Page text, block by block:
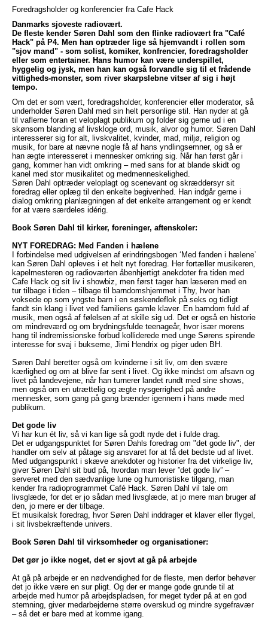
Foredragsholder og konferencier fra Cafe Hack
Danmarks sjoveste radiovært.
De fleste kender Søren Dahl som den flinke radiovært fra "Café
Hack" på P4. Men han optræder lige så hjemvandt i rollen som
"sjov mand" - som solist, komiker, konfrencier, foredragsholder
eller som entertainer. Hans humor kan være underspillet,
hyggelig og jysk, men han kan også forvandle sig til et frådende
vittigheds-monster, som river skarpslebne vitser af sig i højt
tempo.
Om det er som vært, foredragsholder, konferencier eller moderator, så
underholder Søren Dahl med sin helt personlige stil. Han nyder at gå
til vaflerne foran et veloplagt publikum og folder sig gerne ud i en
skønsom blanding af livskloge ord, musik, alvor og humor. Søren Dahl
interesserer sig for alt, livskvalitet, kvinder, mad, miljø, religion og
musik, for bare at nævne nogle få af hans yndlingsemner, og så er
han ægte interesseret i mennesker omkring sig. Når han først går i
gang, kommer han vidt omkring – med sans for at blande skidt og
kanel med stor musikalitet og medmenneskelighed.
Søren Dahl optræder veloplagt og scenevant og skræddersyr sit
foredrag eller oplæg til den enkelte begivenhed. Han indgår gerne i
dialog omkring planlægningen af det enkelte arrangement og er kendt
for at være særdeles idérig.
Book Søren Dahl til kirker, foreninger, aftenskoler:
NYT FOREDRAG: Med Fanden i hælene
I forbindelse med udgivelsen af erindringsbogen ‘Med fanden i hælene’
kan Søren Dahl opleves i et helt nyt foredrag. Her fortæller musikeren,
kapelmesteren og radioværten åbenhjertigt anekdoter fra tiden med
Cafe Hack og sit liv i showbiz, men først tager han læseren med en
tur tilbage i tiden – tilbage til barndomshjemmet i Thy, hvor han
voksede op som yngste barn i en søskendeflok på seks og tidligt
fandt sin klang i livet ved familiens gamle klaver. En barndom fuld af
musik, men også af følelsen af at skille sig ud. Det er også en historie
om mindreværd og om brydningsfulde teenageår, hvor især morens
hang til indremissionske forbud kolliderede med unge Sørens spirende
interesse for svaj i bukserne, Jimi Hendrix og piger uden BH.
Søren Dahl beretter også om kvinderne i sit liv, om den svære
kærlighed og om at blive far sent i livet. Og ikke mindst om afsavn og
livet på landevejene, når han turnerer landet rundt med sine shows,
men også om en utrættelig og ægte nysgerrighed på andre
mennesker, som gang på gang brænder igennem i hans møde med
publikum.
Det gode liv
Vi har kun ét liv, så vi kan lige så godt nyde det i fulde drag.
Det er udgangspunktet for Søren Dahls foredrag om "det gode liv", der
handler om selv at påtage sig ansvaret for at få det bedste ud af livet.
Med udgangspunkt i skæve anekdoter og historier fra det virkelige liv,
giver Søren Dahl sit bud på, hvordan man lever ”det gode liv” –
serveret med den sædvanlige lune og humoristiske tilgang, man
kender fra radioprogrammet Café Hack. Søren Dahl vil tale om
livsglæde, for det er jo sådan med livsglæde, at jo mere man bruger af
den, jo mere er der tilbage.
Et musikalsk foredrag, hvor Søren Dahl inddrager et klaver eller flygel,
i sit livsbekræftende univers.
Book Søren Dahl til virksomheder og organisationer:
Det gør jo ikke noget, det er sjovt at gå på arbejde
At gå på arbejde er en nødvendighed for de fleste, men derfor behøver
det jo ikke være en sur pligt. Og der er mange gode grunde til at
arbejde med humor på arbejdspladsen, for meget tyder på at en god
stemning, giver medarbejderne større overskud og mindre sygefravær
– så det er bare med at komme igang.